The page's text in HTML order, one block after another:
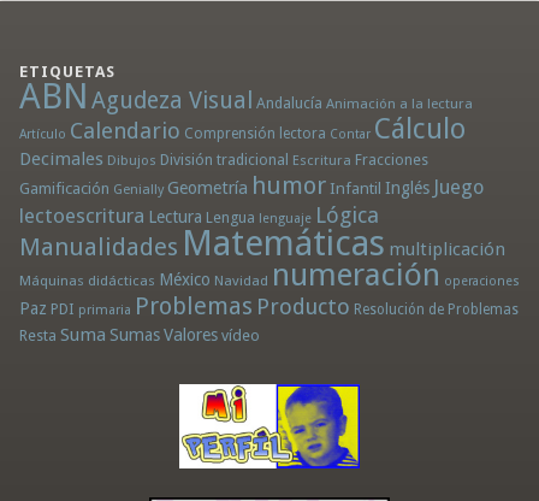
ETIQUETAS
ABN Agudeza Visual Andalucía Animación a la lectura
Artículo Calendario Comprensión lectora Contar Cálculo
Decimales Dibujos División tradicional Escritura Fracciones
Gamificación Genially Geometría humor Infantil Inglés Juego
lectoescritura Lectura Lengua lenguaje Lógica
Manualidades Matemáticas multiplicación
Máquinas didácticas México Navidad numeración operaciones
Paz PDI primaria Problemas Producto Resolución de Problemas
Resta Suma Sumas Valores vídeo